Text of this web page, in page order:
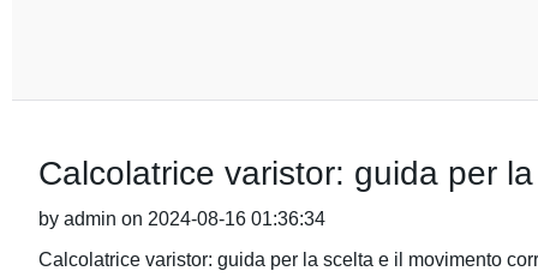
Calcolatrice varistor: guida per
by admin on 2024-08-16 01:36:34
Calcolatrice varistor: guida per la scelta e il movimento